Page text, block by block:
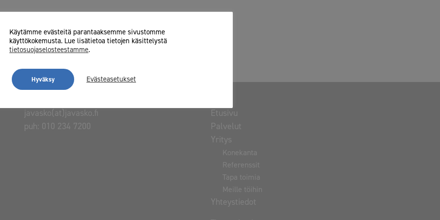
javasko(at)javasko.fi
puh: 010 234 7200
Etusivu
Palvelut
Yritys
Konekanta
Referenssit
Tapa toimia
Meille töihin
Yhteystiedot
Käytämme evästeitä parantaaksemme sivustomme
käyttökokemusta. Lue lisätietoa tietojen käsittelystä
tietosuojaselosteestamme.
Hyväksy Evästeasetukset